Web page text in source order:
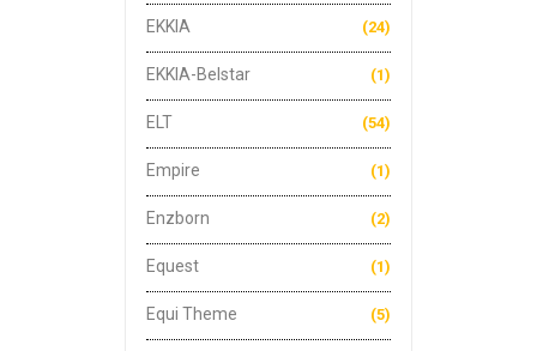
EKKIA (24)
EKKIA-Belstar (1)
ELT (54)
Empire (1)
Enzborn (2)
Equest (1)
Equi Theme (5)